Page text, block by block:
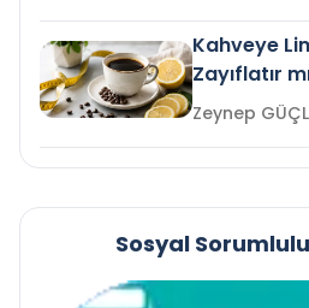
Kahveye
Zayıflatır
Zeynep
Sosyal